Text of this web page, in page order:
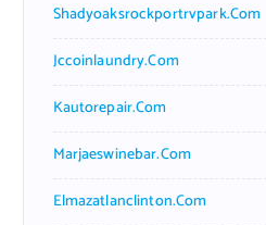
Shadyoaksrockportrvpark.com
Jccoinlaundry.com
Kautorepair.com
Marjaeswinebar.com
Elmazatlanclinton.com